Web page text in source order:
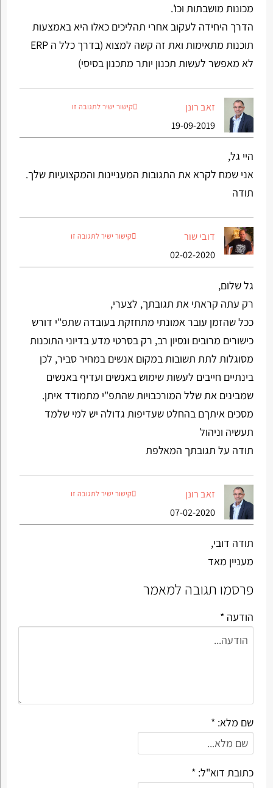
מכונות מושבתות וכו'.
הדרך היחידה לעקוב אחרי תהליכים כאלו היא באמצעות
תוכנות מתאימות ואת זה קשה למצוא (בדרך כלל ה ERP
לא מאפשר לעשות תכנון יותר מתכנון בסיסי)
זאב רונן
19-09-2019
קישור ישיר לתגובה זו
היי גל,
אני שמח לקרא את התגובות המעניינות והמקצועיות שלך.
תודה
דובי שור
02-02-2020
קישור ישיר לתגובה זו
גל שלום,
רק עתה קראתי את תגובתך, לצערי,
ככל שהזמן עובר אמונתי מתחזקת בעובדה שתפ"י דורש
כישורים מרובים ונסיון רב, רק בסרטי מדע בדיוני התוכנות
מסוגלות לתת תשובות במקום אנשים במחיר סביר, לכן
בינתיים חייבים לעשות שימוש באנשים ועדיף באנשים
שמבינים את שלל המורכבויות שהתפ"י מתמודד איתן.
מסכים איתךם בהחלט שעדיפות גדולה יש למי שלמד
תעשיה וניהול
תודה על תגובתך המאלפת
זאב רונן
07-02-2020
קישור ישיר לתגובה זו
תודה דובי,
מעניין מאד
פרסמו תגובה למאמר
הודעה *
שם מלא: *
כתובת דוא"ל: *